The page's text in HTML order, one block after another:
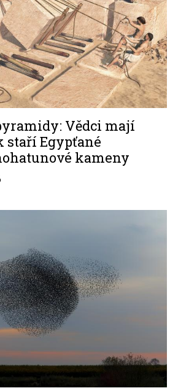
Vědci mají
staří Egypťané
kameny